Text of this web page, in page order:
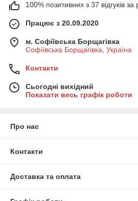
100% позитивних з 37 відгуків за
Працює з 20.09.2020
м. Софіївська Борщагівка
Софіївська Борщагівка, Україна
Контакти
Сьогодні вихідний
Показати весь графік роботи
Про нас
Контакти
Доставка та оплата